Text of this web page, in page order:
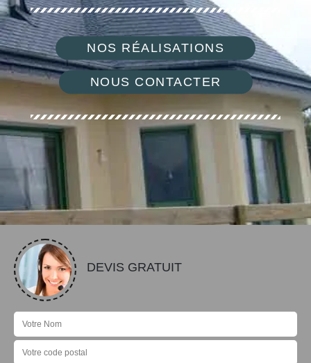
NOS RÉALISATIONS
NOUS CONTACTER
DEVIS GRATUIT